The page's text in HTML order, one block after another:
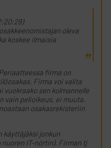
oleva
koskee ilmaisia
firma on
Firma voi valita
vuokraako sen kolmannelle
vain pelioikeus, ei muuta.
osakasrekisteriin
käyttäjäksi jonkun
IT-nörtin). Firman tj